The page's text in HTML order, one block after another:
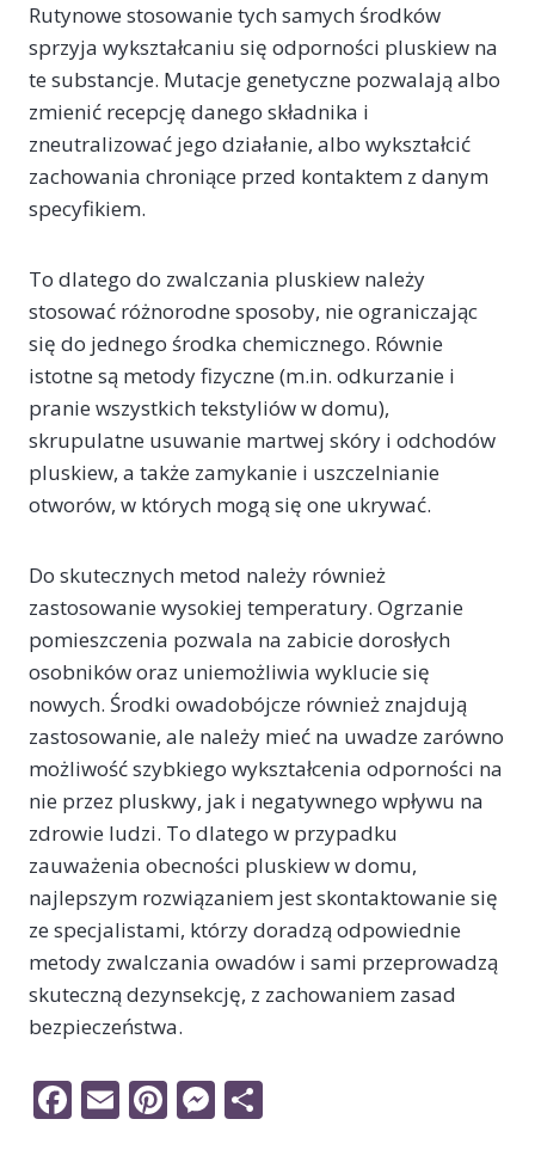
Rutynowe stosowanie tych samych środków
sprzyja wykształcaniu się odporności pluskiew na
te substancje. Mutacje genetyczne pozwalają albo
zmienić recepcję danego składnika i
zneutralizować jego działanie, albo wykształcić
zachowania chroniące przed kontaktem z danym
specyfikiem.
To dlatego do zwalczania pluskiew należy
stosować różnorodne sposoby, nie ograniczając
się do jednego środka chemicznego. Równie
istotne są metody fizyczne (m.in. odkurzanie i
pranie wszystkich tekstyliów w domu),
skrupulatne usuwanie martwej skóry i odchodów
pluskiew, a także zamykanie i uszczelnianie
otworów, w których mogą się one ukrywać.
Do skutecznych metod należy również
zastosowanie wysokiej temperatury. Ogrzanie
pomieszczenia pozwala na zabicie dorosłych
osobników oraz uniemożliwia wyklucie się
nowych. Środki owadobójcze również znajdują
zastosowanie, ale należy mieć na uwadze zarówno
możliwość szybkiego wykształcenia odporności na
nie przez pluskwy, jak i negatywnego wpływu na
zdrowie ludzi. To dlatego w przypadku
zauważenia obecności pluskiew w domu,
najlepszym rozwiązaniem jest skontaktowanie się
ze specjalistami, którzy doradzą odpowiednie
metody zwalczania owadów i sami przeprowadzą
skuteczną dezynsekcję, z zachowaniem zasad
bezpieczeństwa.
F E Pi M